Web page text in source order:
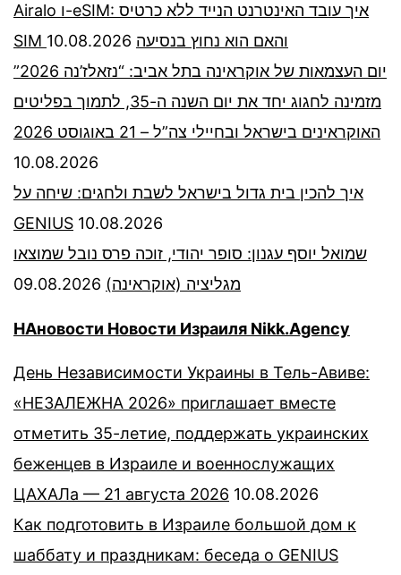
Airalo ו-eSIM: איך עובד האינטרנט הנייד ללא כרטיס
SIM והאם הוא נחוץ בנסיעה 10.08.2026
יום העצמאות של אוקראינה בתל אביב: “נזאלז’נה 2026”
מזמינה לחגוג יחד את יום השנה ה-35, לתמוך בפליטים
האוקראינים בישראל ובחיילי צה”ל – 21 באוגוסט 2026
10.08.2026
איך להכין בית גדול בישראל לשבת ולחגים: שיחה על
GENIUS 10.08.2026
שמואל יוסף עגנון: סופר יהודי, זוכה פרס נובל שמוצאו
מגליציה (אוקראינה) 09.08.2026
НАновости Новости Израиля Nikk.Agency
День Независимости Украины в Тель-Авиве:
«НЕЗАЛЕЖНА 2026» приглашает вместе
отметить 35-летие, поддержать украинских
беженцев в Израиле и военнослужащих
ЦАХАЛа — 21 августа 2026 10.08.2026
Как подготовить в Израиле большой дом к
шаббату и праздникам: беседа о GENIUS